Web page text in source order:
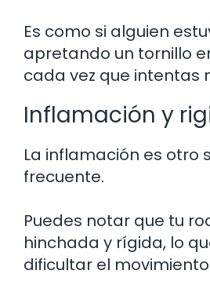
Es como si alguien
apretando un tornillo
cada vez que intentas
Inflamación y
La inflamación es otro
frecuente.
Puedes notar que tu
hinchada y rígida, lo
dificultar el